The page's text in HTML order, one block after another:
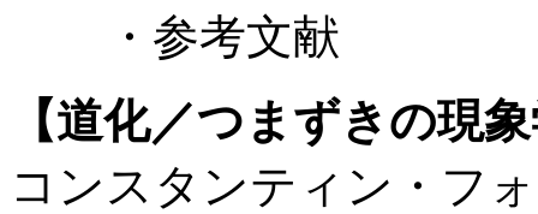
・参考文献
【道化／つまずきの現
コンスタンティン・フ